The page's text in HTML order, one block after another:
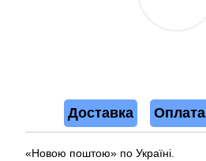
Доставка Оплата
«Новою поштою» по Україні.